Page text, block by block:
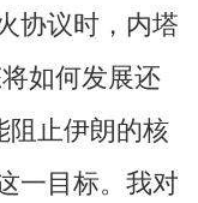
议时，内塔
如何发展还
阻止伊朗的核
一目标。我对